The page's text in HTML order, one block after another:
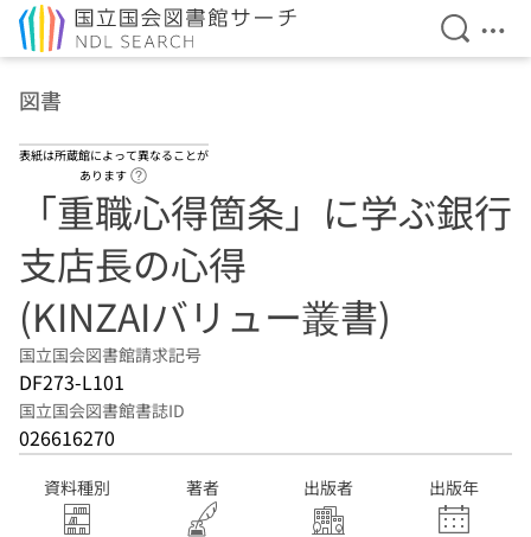
検索を
メ
図書
表紙は所蔵館によって異なることが
あります
「重職心得箇条」に学ぶ銀行
支店長の心得
(KINZAIバリュー叢書)
国立国会図書館請求記号
DF273-L101
国立国会図書館書誌ID
026616270
資料種別 著者 出版者 出版年